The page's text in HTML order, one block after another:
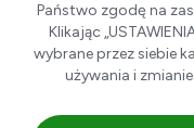
Państwo zgodę na
Klikając
wybrane przez siebie
używania i